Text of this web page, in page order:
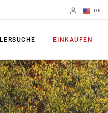
DE
EINKAUFEN